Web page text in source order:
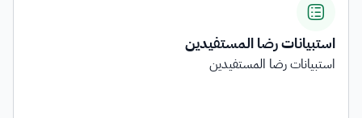
رضا المستفيدين
رضا المستفيدين